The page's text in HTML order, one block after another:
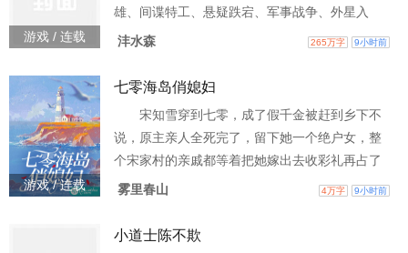
游戏 / 连载
雄、间谍特工、悬疑跌宕、军事战争、外星入
侵、星际争霸。故事：这是一部人类反抗两大外
沣水森 265万字 9小时前
游戏 / 连载
七零海岛俏媳妇
宋知雪穿到七零，成了假千金被赶到乡下不
说，原主亲人全死完了，留下她一个绝户女，整
个宋家村的亲戚都等着把她嫁出去收彩礼再占了
她家的房子。 张家瘸子、李家麻子、王家鳏夫带
完的福。 宋知雪揣上家当又回了城，自己找媒婆
雾里春山 4万字 9小时前
小道士陈不欺